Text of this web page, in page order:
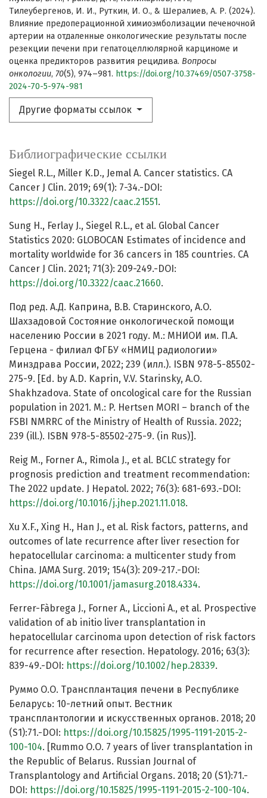
Тилеубергенов, И. И., Руткин, И. О., & Шералиев, А. Р. (2024).
Влияние предоперационной химиоэмболизации печеночной
артерии на отдаленные онкологические результаты после
резекции печени при гепатоцеллюлярной карциноме и
оценка предикторов развития рецидива. Вопросы
онкологии, 70(5), 974–981. https://doi.org/10.37469/0507-3758-
2024-70-5-974-981
Другие форматы ссылок
Библиографические ссылки
Siegel R.L., Miller K.D., Jemal A. Cancer statistics. CA
Cancer J Clin. 2019; 69(1): 7-34.-DOI:
https://doi.org/10.3322/caac.21551 .
Sung H., Ferlay J., Siegel R.L., et al. Global Cancer
Statistics 2020: GLOBOCAN Estimates of incidence and
mortality worldwide for 36 cancers in 185 countries. CA
Cancer J Clin. 2021; 71(3): 209-249.-DOI:
https://doi.org/10.3322/caac.21660.
Под ред. А.Д. Каприна, В.В. Старинского, А.О.
Шахзадовой Состояние онкологической помощи
населению России в 2021 году. М.: МНИОИ им. П.А.
Герцена - филиал ФГБУ «НМИЦ радиологии»
Минздрава России, 2022; 239 (илл.). ISBN 978-5-85502-
275-9. [Ed. by A.D. Kaprin, V.V. Starinsky, A.O.
Shakhzadova. State of oncological care for the Russian
population in 2021. M.: P. Hertsen MORI – branch of the
FSBI NMRRC of the Ministry of Health of Russia. 2022;
239 (ill.). ISBN 978-5-85502-275-9. (in Rus)].
Reig M., Forner A., Rimola J., et al. BCLC strategy for
prognosis prediction and treatment recommendation:
The 2022 update. J Hepatol. 2022; 76(3): 681-693.-DOI:
https://doi.org/10.1016/j.jhep.2021.11.018.
Xu X.F., Xing H., Han J., et al. Risk factors, patterns, and
outcomes of late recurrence after liver resection for
hepatocellular carcinoma: a multicenter study from
China. JAMA Surg. 2019; 154(3): 209-217.-DOI:
https://doi.org/10.1001/jamasurg.2018.4334.
Ferrer-Fàbrega J., Forner A., Liccioni A., et al. Prospective
validation of ab initio liver transplantation in
hepatocellular carcinoma upon detection of risk factors
for recurrence after resection. Hepatology. 2016; 63(3):
839-49.-DOI: https://doi.org/10.1002/hep.28339.
Руммо О.О. Трансплантация печени в Республике
Беларусь: 10-летний опыт. Вестник
трансплантологии и искусственных органов. 2018; 20
(S1):71.-DOI: https://doi.org/10.15825/1995-1191-2015-2-
100-104. [Rummo O.O. 7 years of liver transplantation in
the Republic of Belarus. Russian Journal of
Transplantology and Artificial Organs. 2018; 20 (S1):71.-
DOI: https://doi.org/10.15825/1995-1191-2015-2-100-104.